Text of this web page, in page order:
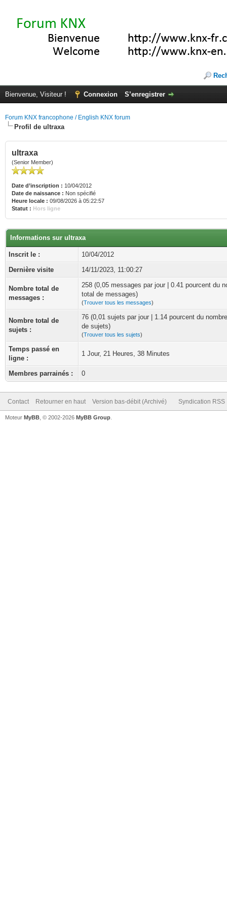
Bienvenue, Visiteur ! Connexion S’enregistrer
Forum KNX francophone / English KNX forum
Profil de ultraxa
ultraxa
(Senior Member)
Date d’inscription : 10/04/2012
Date de naissance : Non spécifié
Heure locale : 09/08/2026 à 05:22:57
Statut : Hors ligne
Informations sur ultraxa
Inscrit le :
10/04/2012
Dernière visite
14/11/2023, 11:00:27
Nombre total de
messages :
258 (0,05 messages par jour | 0.41 pourcent du
total de messages)
(Trouver tous les messages)
Nombre total de
sujets :
76 (0,01 sujets par jour | 1.14 pourcent du
de sujets)
(Trouver tous les sujets)
Temps passé en
ligne :
1 Jour, 21 Heures, 38 Minutes
Membres parrainés : 0
Contact Retourner en haut Version bas-débit (Archivé) Syndication RSS
Moteur MyBB , © 2002-2026 MyBB Group